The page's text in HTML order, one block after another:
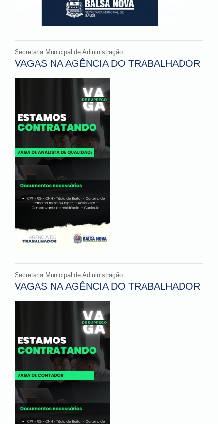
Secretaria Municipal de Administração
VAGAS NA AGÊNCIA DO TRABALHADOR
Secretaria Municipal de Administração
VAGAS NA AGÊNCIA DO TRABALHADOR